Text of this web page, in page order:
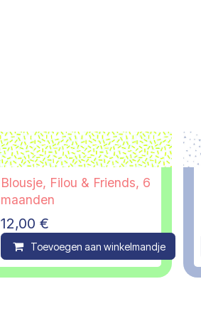
Blousje, Filou & Friends, 6
maanden
12,00 €
Toevoegen aan winkelmandje